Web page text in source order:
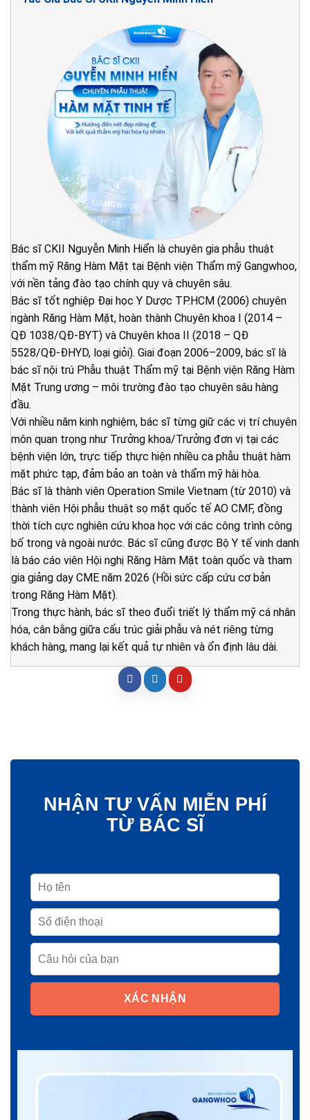
Bác sĩ CKII Nguyễn Minh Hiển là chuyên gia phẫu thuật
thẩm mỹ Răng Hàm Mặt tại Bệnh viện Thẩm mỹ Gangwhoo,
với nền tảng đào tạo chính quy và chuyên sâu.
Bác sĩ tốt nghiệp Đại học Y Dược TP.HCM (2006) chuyên
ngành Răng Hàm Mặt, hoàn thành Chuyên khoa I (2014 –
QĐ 1038/QĐ-BYT) và Chuyên khoa II (2018 – QĐ
5528/QĐ-ĐHYD, loại giỏi). Giai đoạn 2006–2009, bác sĩ là
bác sĩ nội trú Phẫu thuật Thẩm mỹ tại Bệnh viện Răng Hàm
Mặt Trung ương – môi trường đào tạo chuyên sâu hàng
đầu.
Với nhiều năm kinh nghiệm, bác sĩ từng giữ các vị trí chuyên
môn quan trọng như Trưởng khoa/Trưởng đơn vị tại các
bệnh viện lớn, trực tiếp thực hiện nhiều ca phẫu thuật hàm
mặt phức tạp, đảm bảo an toàn và thẩm mỹ hài hòa.
Bác sĩ là thành viên Operation Smile Vietnam (từ 2010) và
thành viên Hội phẫu thuật sọ mặt quốc tế AO CMF, đồng
thời tích cực nghiên cứu khoa học với các công trình công
bố trong và ngoài nước. Bác sĩ cũng được Bộ Y tế vinh danh
là báo cáo viên Hội nghị Răng Hàm Mặt toàn quốc và tham
gia giảng dạy CME năm 2026 (Hồi sức cấp cứu cơ bản
trong Răng Hàm Mặt).
Trong thực hành, bác sĩ theo đuổi triết lý thẩm mỹ cá nhân
hóa, cân bằng giữa cấu trúc giải phẫu và nét riêng từng
khách hàng, mang lại kết quả tự nhiên và ổn định lâu dài.
NHẬN TƯ VẤN MIỄN PHÍ
TỪ BÁC SĨ
XÁC NHẬN